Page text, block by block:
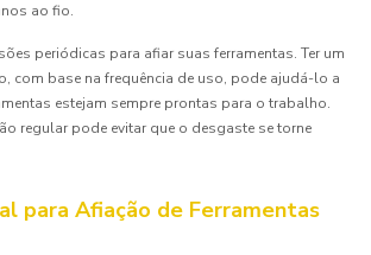
ao fio.
periódicas para afiar suas ferramentas. Ter um
com base na frequência de uso, pode ajudá-lo a
estejam sempre prontas para o trabalho.
regular pode evitar que o desgaste se torne
para Afiação de Ferramentas